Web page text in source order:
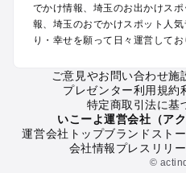
久喜・行田・加須・羽生のプー
熊谷・太田・足利・古河のプー
埼玉の定番お出かけスポッ
埼玉の遊園地
埼玉の動物園
埼玉のバーベキュー
でかけ情報、埼玉のお出かけス
報、埼玉のおでかけスポット人
り・幸せを願って日々運営してお
ご意見やお問い合わせ施
プレゼンター利用規約
特定商取引法に基
いこーよ運営会社（ア
運営会社トップブランドスト
会社情報プレスリリ
©